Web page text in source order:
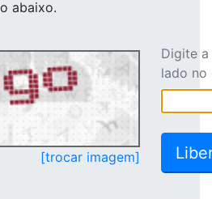
abaixo.
[trocar imagem]
Digite
lado no